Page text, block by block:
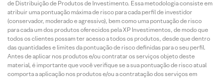
de Distribuição de Produtos de Investimento. Essa metodologia consiste em
atribuir uma pontuação máxima de risco para cada perfil de investidor
(conservador, moderado e agressivo), bem como uma pontuação de risco
para cada um dos produtos oferecidos pela XP Investimentos, de modo que
todos os clientes possam ter acesso a todos os produtos, desde que dentro
das quantidades e limites da pontuação de risco definidas para o seu perfil.
Antes de aplicar nos produtos e/ou contratar os serviços objeto deste
material, é importante que você verifique se a sua pontuação de risco atual
comporta a aplicação nos produtos e/ou a contratação dos serviços em